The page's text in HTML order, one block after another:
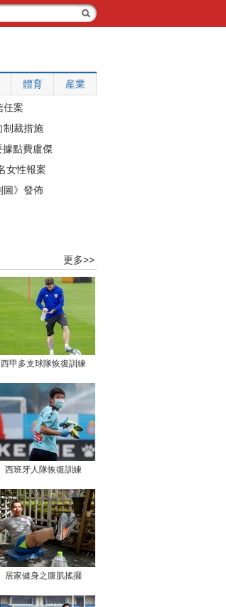
體育 産業
更多>>
西甲多支球隊恢復訓練
西班牙人隊恢復訓練
居家健身之腹肌搖擺